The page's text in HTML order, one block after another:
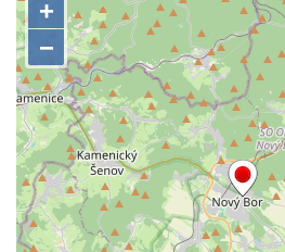
Část skleněné mozaiky Země v atriu
Magistrátu v Mostě